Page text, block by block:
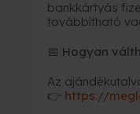
bankkártyás
továbbítható
📅 Hogyan
Az
👉 https://